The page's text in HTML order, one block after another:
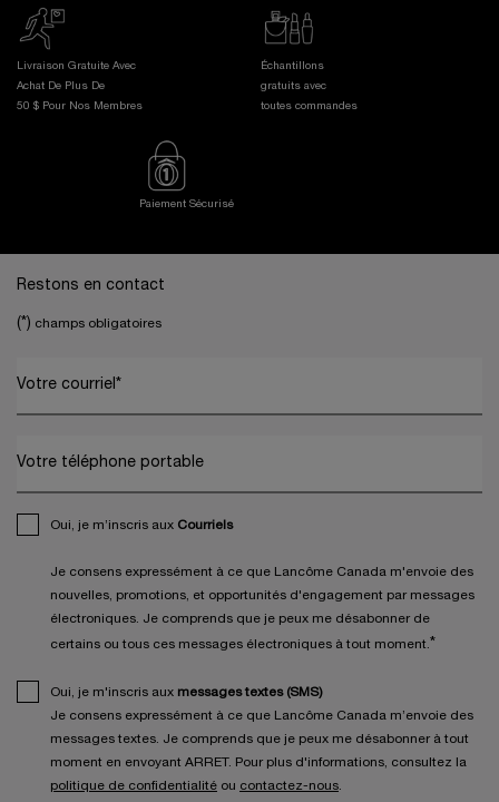
Livraison Gratuite Avec
Achat De Plus De
50 $ Pour Nos Membres
Échantillons
gratuits avec
toutes commandes
Paiement Sécurisé
Restons en contact
(*) champs obligatoires
Votre courriel *
Votre téléphone portable
Oui, je m’inscris aux Courriels
Je consens expressément à ce que Lancôme Canada m'envoie des
nouvelles, promotions, et opportunités d'engagement par messages
électroniques. Je comprends que je peux me désabonner de
certains ou tous ces messages électroniques à tout moment.*
Oui, je m'inscris aux messages textes (SMS)
Je consens expressément à ce que Lancôme Canada m’envoie des
messages textes. Je comprends que je peux me désabonner à tout
moment en envoyant ARRET. Pour plus d'informations, consultez la
politique de confidentialité ou contactez-nous.